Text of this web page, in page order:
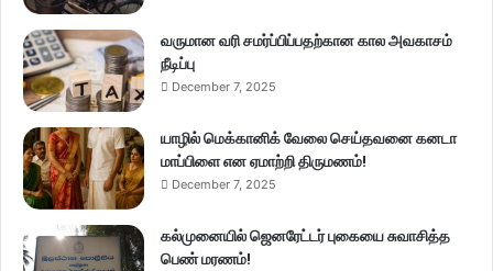
வருமான வரி சமர்ப்பிப்பதற்கான கால அவகாசம்
நீடிப்பு
December 7, 2025
யாழில் மெக்கானிக் வேலை செய்தவனை கனடா
மாப்பிளை என ஏமாற்றி திருமணம்!
December 7, 2025
கல்முனையில் ஜெனரேட்டர் புகையை சுவாசித்த
பெண் மரணம்!